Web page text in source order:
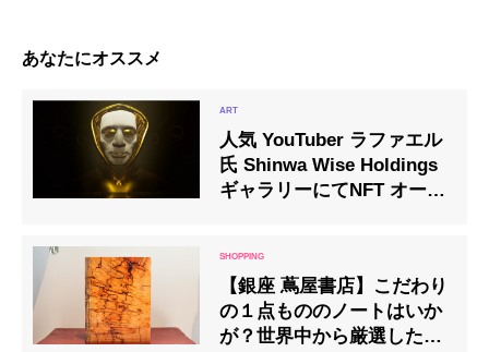
あなたにオススメ
人気 YouTuber ラファエル
氏 Shinwa Wise Holdings
ギャラリーにてNFT オーク
【銀座 蔦屋書店】こだわり
の１点もののノートはいか
が？世界中から厳選した天